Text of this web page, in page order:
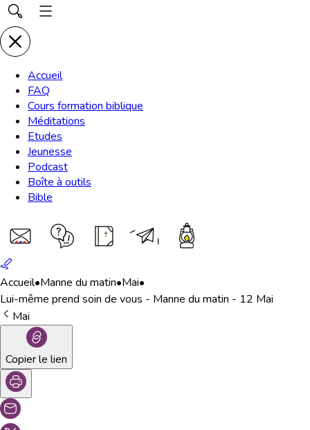
Accueil
FAQ
Cours formation biblique
Méditations
Etudes
Jeunesse
Podcast
Boîte à outils
Bible
Accueil•Manne du matin•Mai•
Lui-même prend soin de vous - Manne du matin - 12 Mai
Mai
Copier le lien